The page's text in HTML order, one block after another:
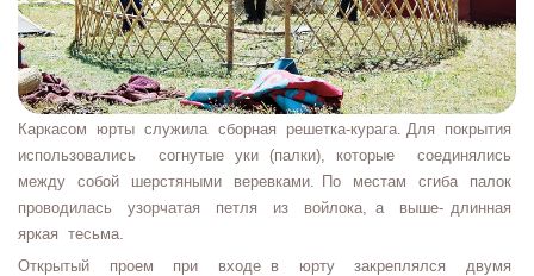
Каркасом юрты служила сборная решетка-курага. Для покрытия
использовались согнутые уки (палки), которые соединялись
между собой шерстяными веревками. По местам сгиба палок
проводилась узорчатая петля из войлока, а выше- длинная
яркая тесьма.
Открытый проем при входе в юрту закреплялся двумя